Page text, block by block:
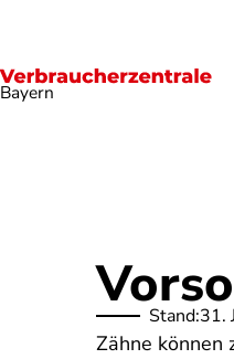
BayernDigitales
Stand:31.
Zähne können